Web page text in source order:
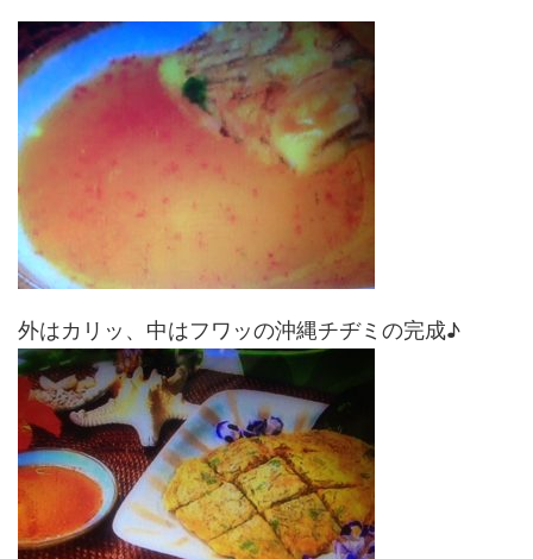
外はカリッ、中はフワッの沖縄チヂミの完成♪